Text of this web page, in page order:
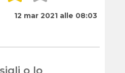
12 mar 2021 alle 08:03